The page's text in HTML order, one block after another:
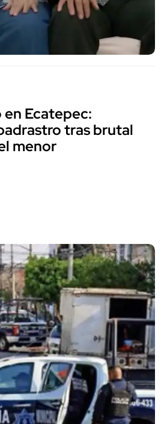
en Ecatepec:
tras brutal
menor